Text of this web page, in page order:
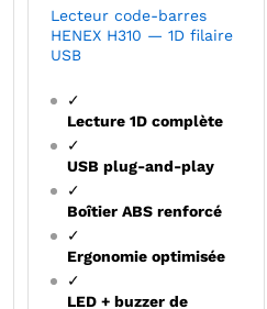
Lecteur code-barres
HENEX H310 — 1D filaire
USB
✓
Lecture 1D complète
✓
USB plug-and-play
✓
Boîtier ABS renforcé
✓
Ergonomie optimisée
✓
LED + buzzer de